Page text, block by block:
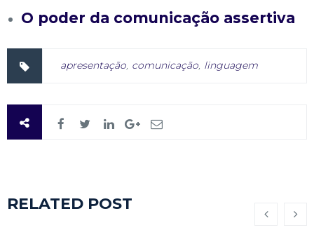
O poder da comunicação assertiva
apresentação comunicação linguagem
RELATED POST